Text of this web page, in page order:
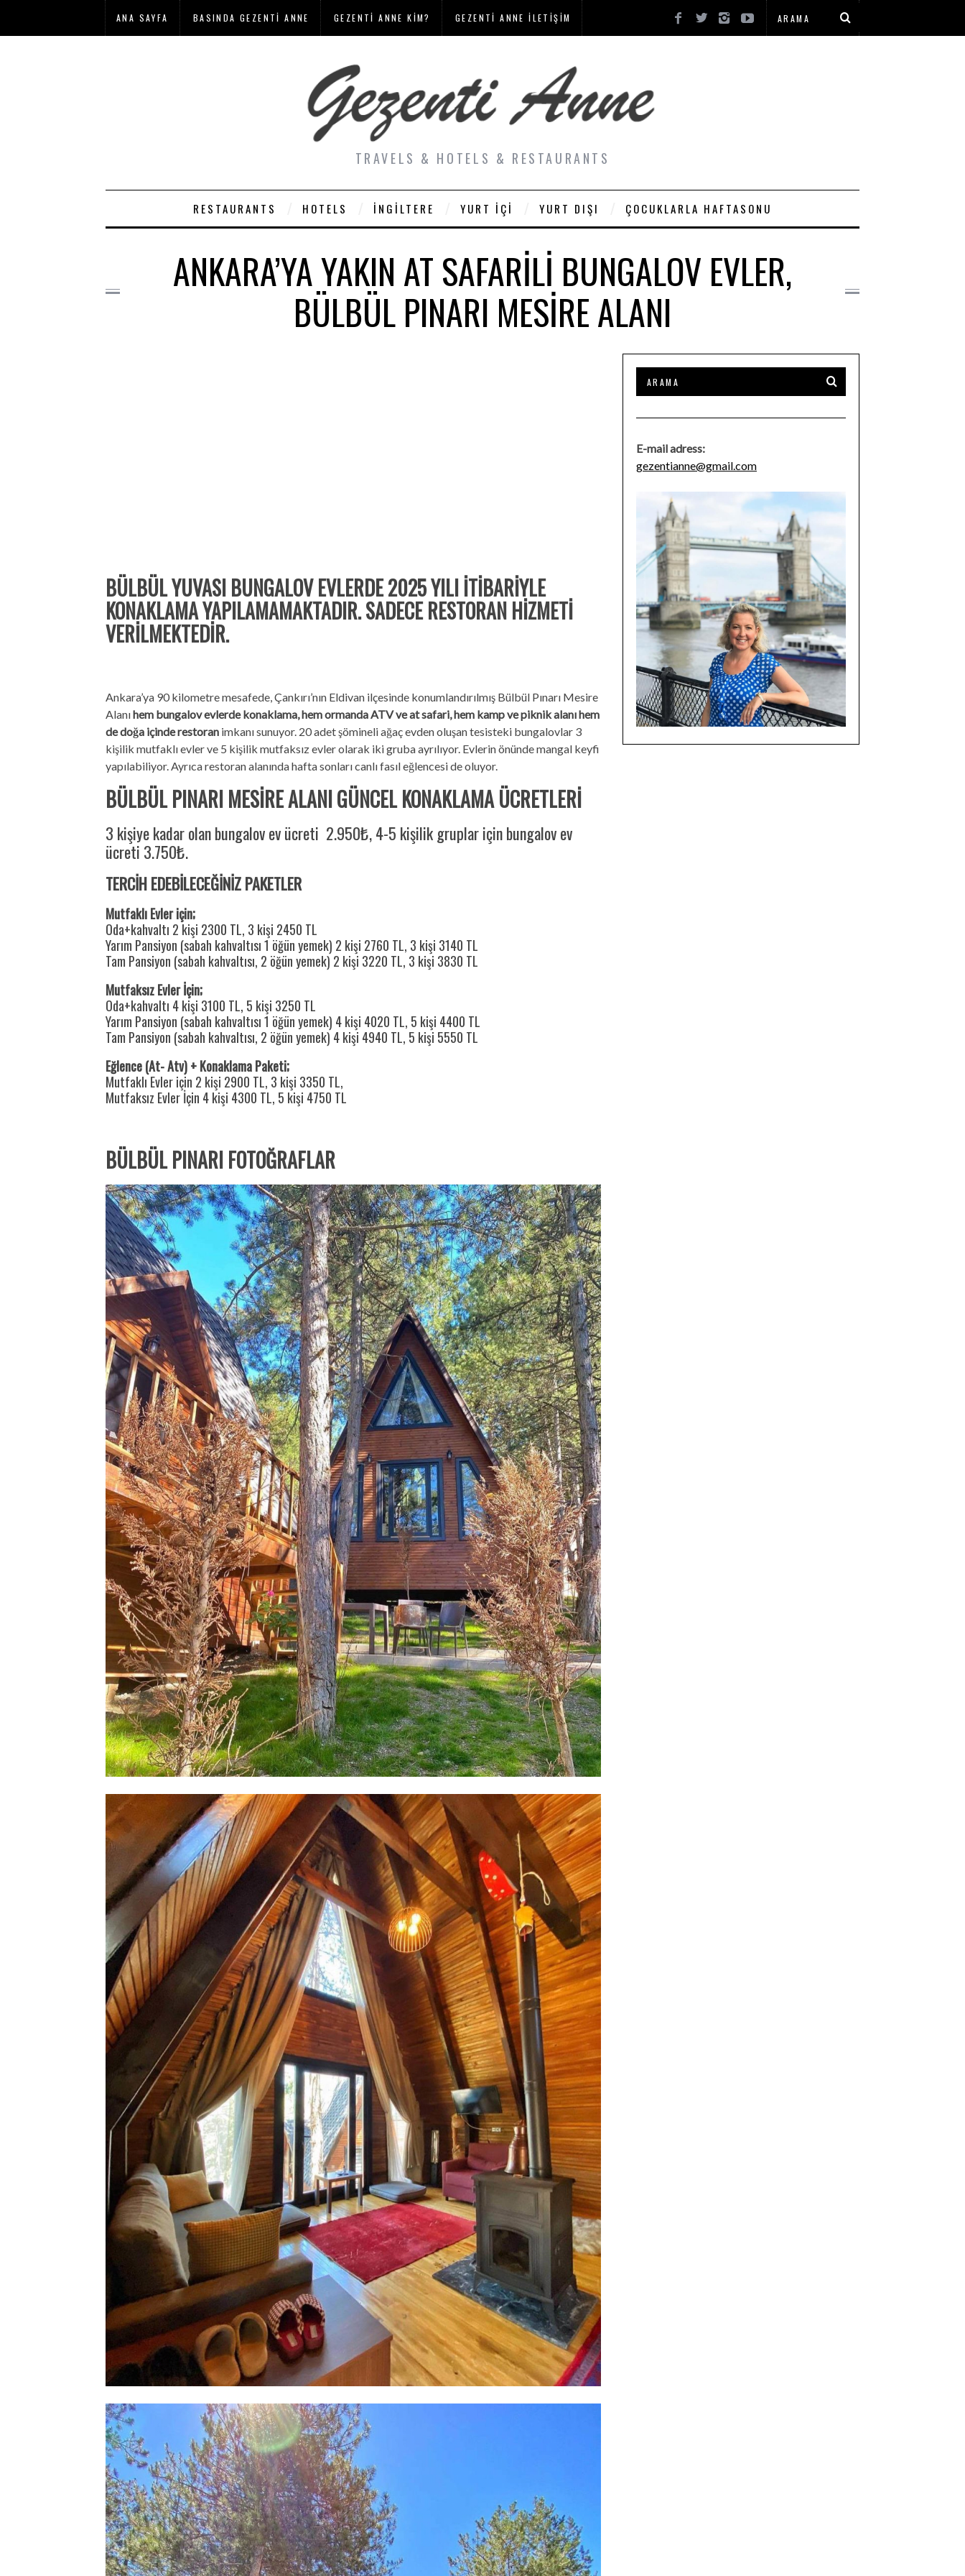
ANA SAYFA BASINDA GEZENTI ANNE GEZENTI ANNE KIM? GEZENTI ANNE İLETIŞIM
TRAVELS & HOTELS & RESTAURANTS
RESTAURANTS HOTELS İNGILTERE YURT İÇI YURT DIŞI ÇOCUKLARLA HAFTASONU
ANKARA’YA YAKIN AT SAFARILI BUNGALOV EVLER,
BÜLBÜL PINARI MESIRE ALANI
BÜLBÜL YUVASI BUNGALOV EVLERDE 2025 YILI İTİBARİYLE
KONAKLAMA YAPILAMAMAKTADIR. SADECE RESTORAN HİZMETİ
VERİLMEKTEDİR.
Ankara’ya 90 kilometre mesafede, Çankırı’nın Eldivan ilçesinde konumlandırılmış Bülbül Pınarı Mesire
Alanıhem bungalov evlerde konaklama, hem ormanda ATV ve at safari, hem kamp ve piknik alanı hem
de doğa içinde restoran imkanı sunuyor. 20 adet şömineli ağaç evden oluşan tesisteki bungalovlar 3
kişilik mutfaklı evler ve 5 kişilik mutfaksız evler olarak iki gruba ayrılıyor. Evlerin önünde mangal keyfi
yapılabiliyor. Ayrıca restoran alanında hafta sonları canlı fasıl eğlencesi de oluyor.
BÜLBÜL PINARI MESİRE ALANI GÜNCEL KONAKLAMA ÜCRETLERİ
3 kişiye kadar olan bungalov ev ücreti 2.950₺, 4-5 kişilik gruplar için bungalov ev
ücreti 3.750₺.
TERCİH EDEBİLECEĞİNİZ PAKETLER
Mutfaklı Evler için;
Oda+kahvaltı 2 kişi 2300 TL, 3 kişi 2450 TL
Yarım Pansiyon (sabah kahvaltısı 1 öğün yemek) 2 kişi 2760 TL, 3 kişi 3140 TL
Tam Pansiyon (sabah kahvaltısı, 2 öğün yemek) 2 kişi 3220 TL, 3 kişi 3830 TL
Mutfaksız Evler İçin;
Oda+kahvaltı 4 kişi 3100 TL, 5 kişi 3250 TL
Yarım Pansiyon (sabah kahvaltısı 1 öğün yemek) 4 kişi 4020 TL, 5 kişi 4400 TL
Tam Pansiyon (sabah kahvaltısı, 2 öğün yemek) 4 kişi 4940 TL, 5 kişi 5550 TL
Eğlence (At- Atv) + Konaklama Paketi;
Mutfaklı Evler için 2 kişi 2900 TL, 3 kişi 3350 TL,
Mutfaksız Evler İçin 4 kişi 4300 TL, 5 kişi 4750 TL
BÜLBÜL PINARI FOTOĞRAFLAR
E-mail adress:
gezentianne@gmail.com